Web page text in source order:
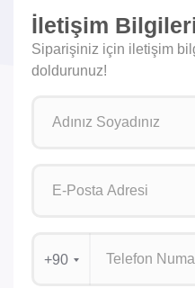
İletişim
Siparişiniz için iletişim
doldurunuz!
+90